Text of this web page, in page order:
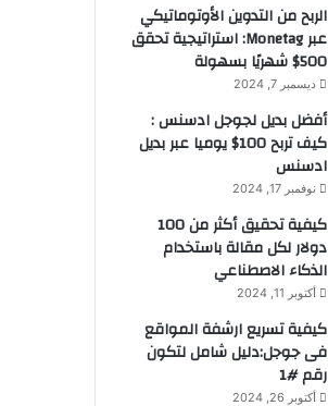
الربح من التدوين الأوتوماتيكي
عبر Monetag: استراتيجية تحقق
500$ شهريًا بسهولة
ديسمبر 7, 2024
أفضل بديل لجوجل ادسنس :
كيف تربح 100$ يوميا عبر بديل
ادسنس
نوفمبر 17, 2024
كيفية تحقيق أكثر من 100
دولار لكل مقالة باستخدام
الذكاء الاصطناعي
أكتوبر 11, 2024
كيفية تسريع ارشفة المواقع
فى جوجل:دليل شامل لتكون
رقم #1
أكتوبر 26, 2024